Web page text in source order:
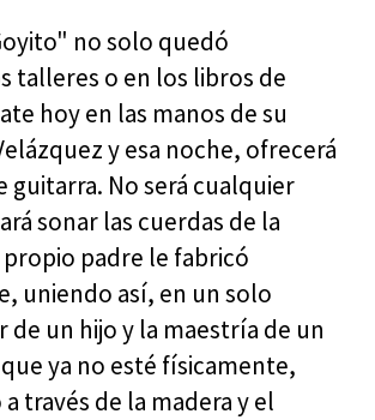
no solo quedó
talleres o en los libros de
hoy en las manos de su
y esa noche, ofrecerá
guitarra. No será cualquier
sonar las cuerdas de la
padre le fabricó
uniendo así, en un solo
de un hijo y la maestría de un
ya no esté físicamente,
través de la madera y el